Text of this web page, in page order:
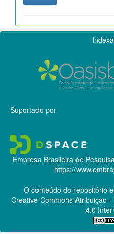
Suportado por
Empresa Brasileira de
https://
O conteúdo do repositório
Creative CommonsAtribuição -
4.0